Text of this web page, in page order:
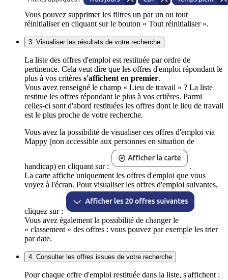
Vous pouvez supprimer les filtres un par un ou tout
réinitialiser en cliquant sur le bouton « Tout réinitialiser ».
3. Visualiser les résultats de votre recherche
La liste des offres d'emploi est restituée par ordre de
pertinence. Cela veut dire que les offres d'emploi répondant le
plus à vos critères s'affichent en premier.
Vous avez renseigné le champ « Lieu de travail » ? La liste
restitue les offres répondant le plus à vos critères. Parmi
celles-ci sont d'abord restituées les offres dont le lieu de travail
est le plus proche de votre recherche.
Vous avez la possibilité de visualiser ces offres d'emploi via
Mappy (non accessible aux personnes en situation de
handicap) en cliquant sur :
.
La carte affiche uniquement les offres d'emploi que vous
voyez à l'écran. Pour visualiser les offres d'emploi suivantes,
cliquez sur :
Vous avez également la possibilité de changer le
« classement » des offres : vous pouvez par exemple les trier
par date.
4. Consulter les offres issues de votre recherche
Pour chaque offre d'emploi restituée dans la liste, s'affichent :